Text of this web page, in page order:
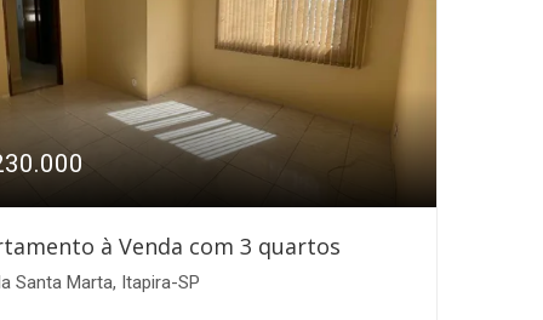
à Venda com 3 quartos
Santa Marta, Itapira-SP